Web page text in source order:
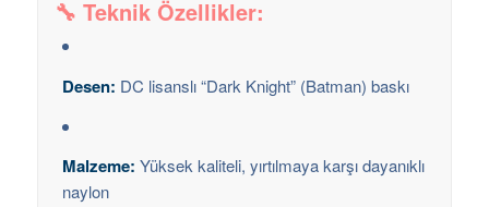
🔧 Teknik Özellikler:
Desen: DC lisanslı “Dark Knight” (Batman) baskı
Malzeme: Yüksek kaliteli, yırtılmaya karşı dayanıklı
naylon